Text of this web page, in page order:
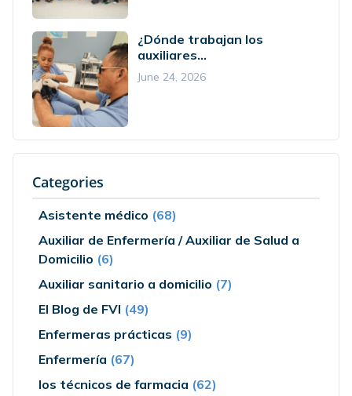
¿Dónde trabajan los
auxiliares...
June 24, 2026
Categories
Asistente médico (68)
Auxiliar de Enfermería / Auxiliar de Salud a
Domicilio (6)
Auxiliar sanitario a domicilio (7)
El Blog de FVI (49)
Enfermeras prácticas (9)
Enfermería (67)
los técnicos de farmacia (62)